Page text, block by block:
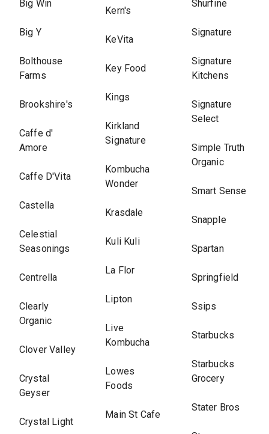
Big Win
Big Y
Bolthouse
Farms
Brookshire's
Caffe d'
Amore
Caffe D'Vita
Castella
Celestial
Seasonings
Centrella
Clearly
Organic
Clover Valley
Crystal
Geyser
Crystal Light
Kern's
KeVita
Key Food
Kings
Kirkland
Signature
Kombucha
Wonder
Krasdale
Kuli Kuli
La Flor
Lipton
Live
Kombucha
Lowes
Foods
Main St Cafe
Shurfine
Signature
Signature
Kitchens
Signature
Select
Simple Truth
Organic
Smart Sense
Snapple
Spartan
Springfield
Ssips
Starbucks
Starbucks
Grocery
Stater Bros